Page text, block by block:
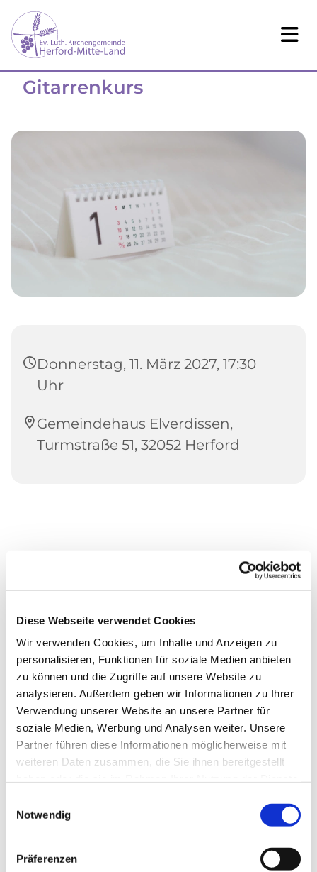
Diese Webseite verwendet Cookies
Wir verwenden Cookies, um Inhalte und Anzeigen zu
personalisieren, Funktionen für soziale Medien anbieten
zu können und die Zugriffe auf unsere Website zu
analysieren. Außerdem geben wir Informationen zu Ihrer
Verwendung unserer Website an unsere Partner für
soziale Medien, Werbung und Analysen weiter. Unsere
Partner führen diese Informationen möglicherweise mit
weiteren Daten zusammen, die Sie ihnen bereitgestellt
Notwendig
Präferenzen
Gitarrenkurs
Donnerstag, 11. März 2027, 17:30
Uhr
Gemeindehaus Elverdissen,
Turmstraße 51, 32052 Herford
Dies könnte Sie auch